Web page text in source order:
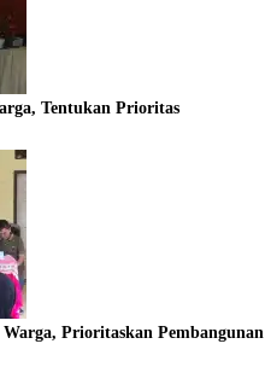
Tentukan Prioritas
Prioritaskan Pembangunan